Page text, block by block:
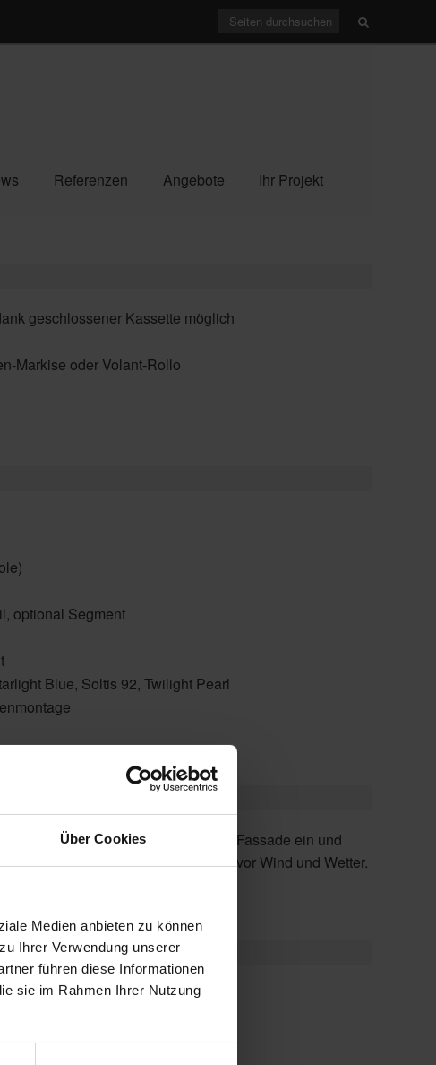
Über Cookies
Medien anbieten zu können
Ihrer Verwendung unserer
führen diese Informationen
sie im Rahmen Ihrer Nutzung
Referenzen Angebote Ihr Projekt
geschlossener Kassette möglich
Markise oder Volant-Rollo
optional Segment
Blue, Soltis 92, Twilight Pearl
schützt Tuch sowie Gelenkarme vor Wind und Wetter.